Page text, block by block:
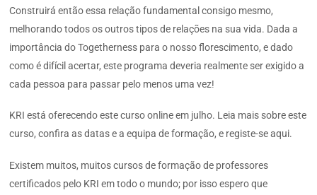
Construirá então essa relação fundamental consigo mesmo,
melhorando todos os outros tipos de relações na sua vida. Dada a
importância do Togetherness para o nosso florescimento, e dado
como é difícil acertar, este programa deveria realmente ser exigido a
cada pessoa para passar pelo menos uma vez!
KRI está oferecendo este curso online em julho. Leia mais sobre este
curso, confira as datas e a equipa de formação, e registe-se aqui.
Existem muitos, muitos cursos de formação de professores
certificados pelo KRI em todo o mundo; por isso espero que